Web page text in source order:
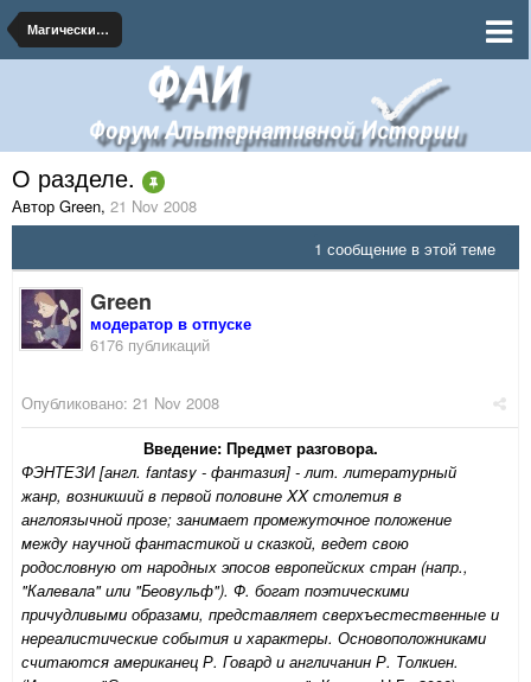
Магический университет
О разделе.
Автор Green, 21 Nov 2008
1 сообщение в этой теме
Green
модератор в отпуске
6176 публикаций
Опубликовано: 21 Nov 2008
Введение: Предмет разговора.
ФЭНТЕЗИ [англ. fantasy - фантазия] - лит. литературный
жанр, возникший в первой половине XX столетия в
англоязычной прозе; занимает промежуточное положение
между научной фантастикой и сказкой, ведет свою
родословную от народных эпосов европейских стран (напр.,
"Калевала" или "Беовульф"). Ф. богат поэтическими
причудливыми образами, представляет сверхъестественные и
нереалистические события и характеры. Основоположниками
считаются американец Р. Говард и англичанин Р. Толкиен.